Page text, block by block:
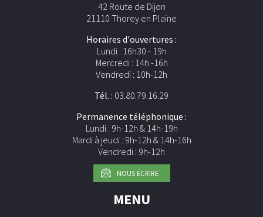
42 Route de Dijon
21110 Thorey en Plaine
Horaires d'ouvertures :
Lundi : 16h30 - 19h
Mercredi : 14h -16h
Vendredi : 10h-12h
Tél. : 03.80.79.16.29
Permanence téléphonique :
Lundi : 9h-12h & 14h-19h
Mardi à jeudi : 9h-12h & 14h-16h
Vendredi : 9h-12h
NOUS ÉCRIRE
MENU